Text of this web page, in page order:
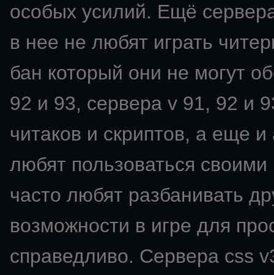
особых усилий. Ещё
в нее не любят играть
бан который они не могут
92 и 93, сервера v 91, 92 и
читаков и скриптов, а еще
любят пользоваться
часто любят разбанивать
возможности в игре для
справедливо. Сервера css